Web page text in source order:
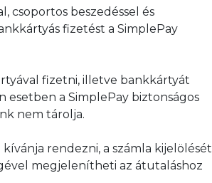
csoportos beszedéssel és
fizetést a SimplePay
fizetni, illetve bankkártyát
esetben a SimplePay biztonságos
nem tárolja.
rendezni, a számla kijelölését
megjelenítheti az átutaláshoz